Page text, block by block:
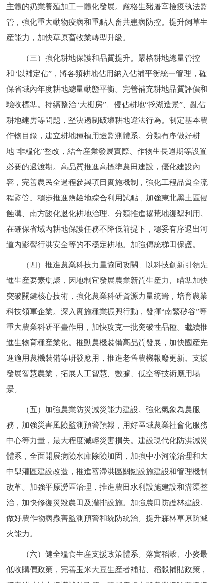
主體的奶業養殖加工一體化發展。嚴格生豬屠宰檢疫執法監
管，強化重大動物疫病和重點人畜共患病防控。提升飼草生
産能力，加快草原畜牧業轉型升級。
（三）強化耕地保護和品質提升。嚴格耕地總量管控
和“以補定佔”，將各類耕地佔用納入佔補平衡統一管理，確
保省域內年度耕地總量動態平衡。完善補充耕地品質評價和
驗收標準。持續整治“大棚房”、侵佔耕地“挖湖造景”、亂佔
耕地建房等問題，堅決遏制破壞耕地違法行為。制定基本農
作物目錄，建立耕地種植用途監測體系。分類有序做好耕
地“非糧化”整改，結合産業發展實際、作物生長週期等設置
必要的過渡期。高品質推進高標準農田建設，優化建設內
容，完善農民全過程參與項目實施機制，強化工程品質全流
程監管。穩步推進鹽鹼地綜合利用試點，加強東北黑土區侵
蝕溝、南方酸化退化耕地治理。分類推進撂荒地復墾利用。
在確保省域內耕地保護任務不降低前提下，穩妥有序退出河
道內影響行洪安全等的不穩定耕地。加強傳統梯田保護。
（四）推進農業科技力量協同攻關。以科技創新引領先
進生産要素集聚，因地制宜發展農業新質生産力。瞄準加快
突破關鍵核心技術，強化農業科研資源力量統籌，培育農業
科技領軍企業。深入實施種業振興行動，發揮“南繁矽谷”等
重大農業科研平臺作用，加快攻克一批突破性品種。繼續推
進生物育種産業化。推動農機裝備高品質發展，加快國産先
進適用農機裝備等研發應用，推進老舊農機報廢更新。支援
發展智慧農業，拓展人工智慧、數據、低空等技術應用場
景。
（五）加強農業防災減災能力建設。強化氣象為農服
務，加強災害風險監測預警預報，用好區域農業社會化服務
中心等力量，最大程度減輕災害損失。建設現代化防洪減災
體系，全面開展病險水庫除險加固，加強中小河流治理和大
中型灌區建設改造，推進蓄滯洪區關鍵設施建設和管理機制
改革。加強平原澇區治理，推進農田水利設施建設和溝渠整
治，加快修復災毀農田及灌排設施。加強農田防護林建設。
做好農作物病蟲害監測預警和統防統治。提升森林草原防滅
火能力。
（六）健全糧食生産支援政策體系。落實稻穀、小麥最
低收購價政策，完善玉米大豆生産者補貼、稻穀補貼政策，